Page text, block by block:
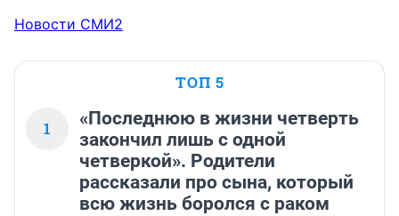
Новости СМИ2
ТОП 5
1
«Последнюю в жизни четверть
закончил лишь с одной
четверкой». Родители
рассказали про сына, который
всю жизнь боролся с раком